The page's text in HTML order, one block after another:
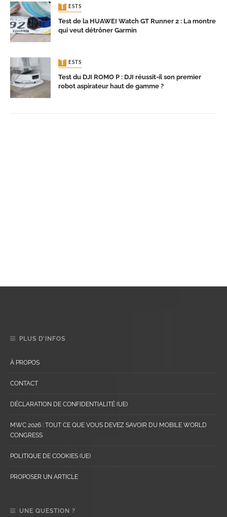
TESTS
Test de la HUAWEI Watch GT Runner 2 : La montre
qui veut détrôner Garmin
TESTS
Test du DJI ROMO P : DJI réussit-il son premier
robot aspirateur haut de gamme ?
PLUS D’INFOS
À PROPOS
CONTACT
DÉCLARATION DE CONFIDENTIALITÉ (UE)
MWC 2026 : TOUT CE QUE VOUS DEVEZ SAVOIR DU MOBILE WORLD
CONGRESS
POLITIQUE DE COOKIES (UE)
PROPOSER UN ARTICLE
UNE QUESTION ?